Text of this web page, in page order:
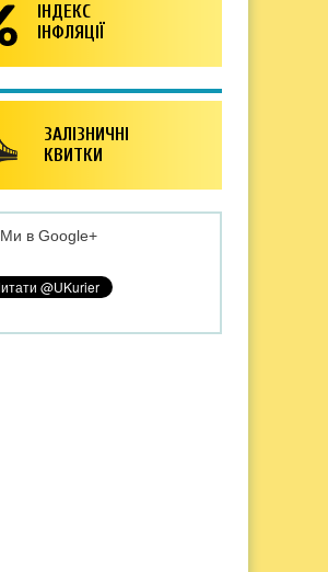
ІНДЕКС
ІНФЛЯЦІЇ
ЗАЛІЗНИЧНІ
КВИТКИ
Ми в Google+